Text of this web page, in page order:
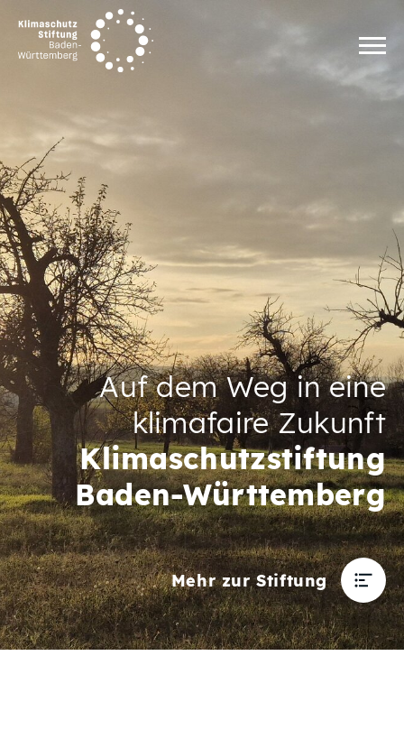
Zum Inhalt springen
Auf dem Weg in eine
klimafaire Zukunft
Klimaschutzstiftung
Baden-Württemberg
Mehr zur Stiftung